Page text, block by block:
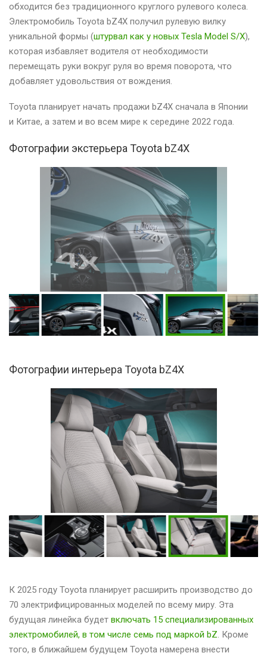
обходится без традиционного круглого рулевого колеса.
Электромобиль Toyota bZ4X получил рулевую вилку
уникальной формы (штурвал как у новых Tesla Model S/X),
которая избавляет водителя от необходимости
перемещать руки вокруг руля во время поворота, что
добавляет удовольствия от вождения.
Toyota планирует начать продажи bZ4X сначала в Японии
и Китае, а затем и во всем мире к середине 2022 года.
Фотографии экстерьера Toyota bZ4X
Фотографии интерьера Toyota bZ4X
К 2025 году Toyota планирует расширить производство до
70 электрифицированных моделей по всему миру. Эта
будущая линейка будет включать 15 специализированных
электромобилей, в том числе семь под маркой bZ. Кроме
того, в ближайшем будущем Toyota намерена внести